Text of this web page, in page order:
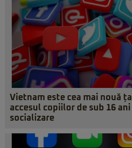
Vietnam este cea mai nouă
accesul copiilor de sub 16
socializare